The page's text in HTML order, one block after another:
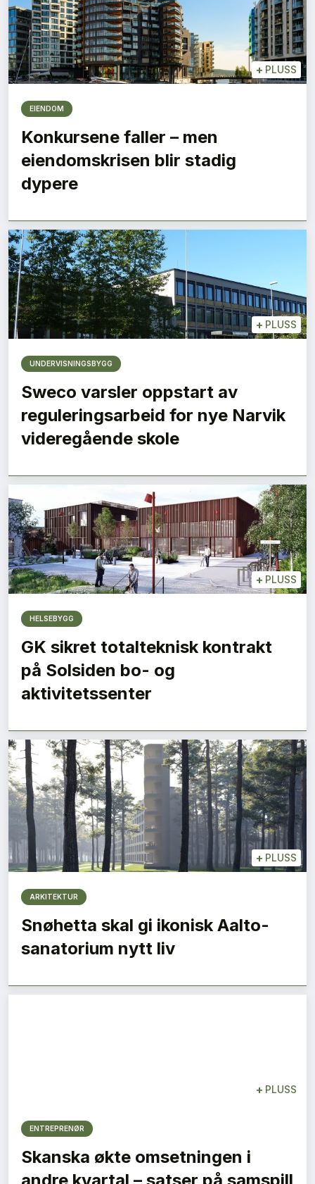
+ PLUSS
EIENDOM
Konkursene faller – men
eiendomskrisen blir stadig
dypere
+ PLUSS
UNDERVISNINGSBYGG
Sweco varsler oppstart av
reguleringsarbeid for nye Narvik
videregående skole
+ PLUSS
HELSEBYGG
GK sikret totalteknisk kontrakt
på Solsiden bo- og
aktivitetssenter
+ PLUSS
ARKITEKTUR
Snøhetta skal gi ikonisk Aalto-
sanatorium nytt liv
+ PLUSS
ENTREPRENØR
Skanska økte omsetningen i